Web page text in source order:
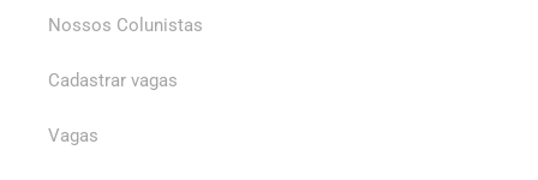
Nossos Colunistas
Cadastrar vagas
Vagas